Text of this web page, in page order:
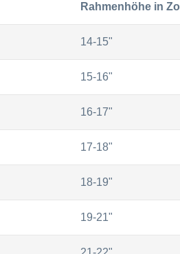
Rahmenhöhe in
14-15"
15-16"
16-17"
17-18"
18-19"
19-21"